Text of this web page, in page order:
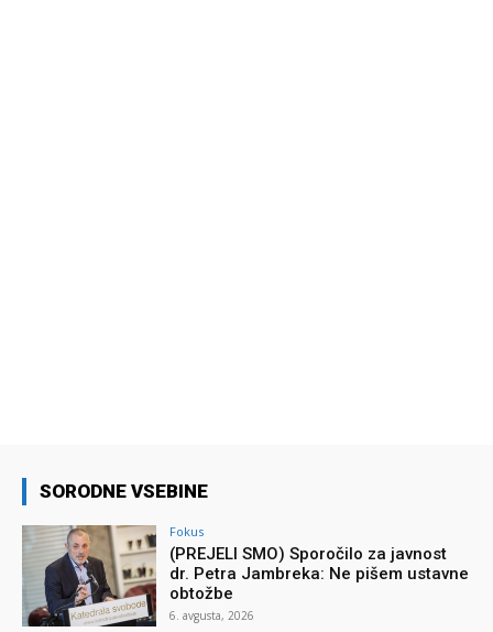
SORODNE VSEBINE
Fokus
(PREJELI SMO) Sporočilo za javnost
dr. Petra Jambreka: Ne pišem ustavne
obtožbe
6. avgusta, 2026